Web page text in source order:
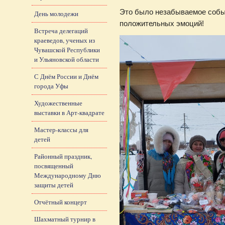
Это было незабываемое
положительных эмоций!
День молодежи
Встреча делегаций
краеведов, ученых из
Чувашской Республики
и Ульяновской области
С Днём России и Днём
города Уфы
Художественные
выставки в Арт-квадрате
Мастер-классы для
детей
Районный праздник,
посвященный
Международному Дню
защиты детей
Отчётный концерт
Шахматный турнир в